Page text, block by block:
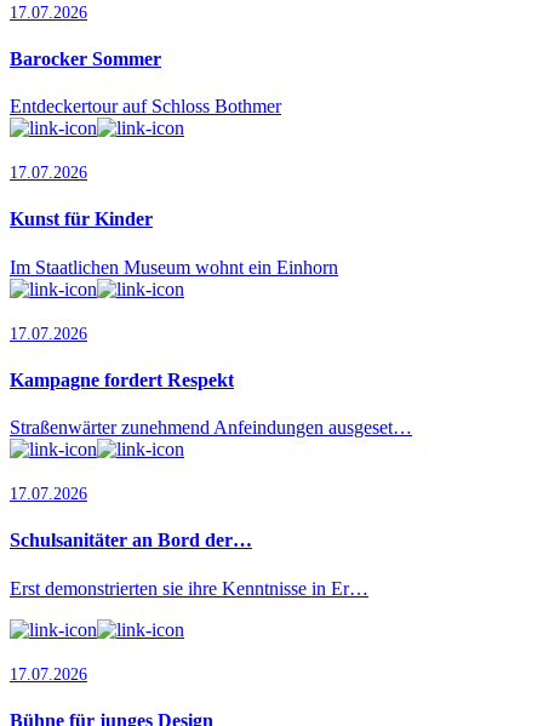
17.07.2026
Barocker Sommer
Entdeckertour auf Schloss Bothmer
17.07.2026
Kunst für Kinder
Im Staatlichen Museum wohnt ein Einhorn
17.07.2026
Kampagne fordert Respekt
Straßenwärter zunehmend Anfeindungen ausgeset…
17.07.2026
Schulsanitäter an Bord der…
Erst demonstrierten sie ihre Kenntnisse in Er…
17.07.2026
Bühne für junges Design